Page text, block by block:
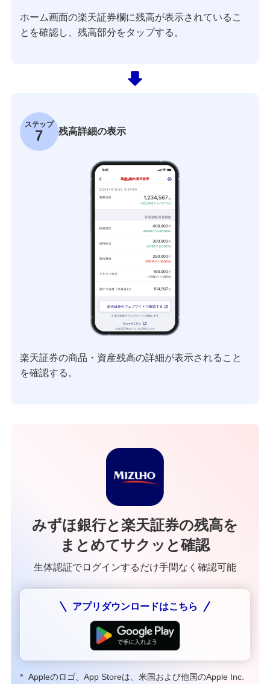
ホーム画面の楽天証券欄に残高が表示されているこ
とを確認し、残高部分をタップする。
ステップ
7 残高詳細の表示
楽天証券の商品・資産残高の詳細が表示されること
を確認する。
みずほ銀行と楽天証券の残高を
まとめてサクッと確認
生体認証でログインするだけ手間なく確認可能
アプリダウンロードはこちら
* Appleのロゴ、App Storeは、米国および他国のApple Inc.